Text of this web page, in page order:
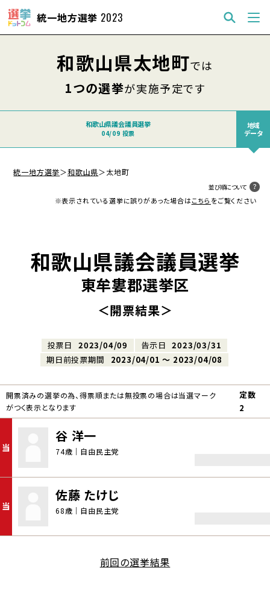
統一地方選挙 2023
和歌山県太地町では
1つの選挙が実施予定です
和歌山県議会議員選挙
04/09 投票
地域
データ
統一地方選挙＞和歌山県＞太地町
並び順について
※表示されている選挙に誤りがあった場合はこちら をご覧ください
和歌山県議会議員選挙
東牟婁郡選挙区
＜開票結果＞
投票日 2023/04/09 告示日
2023/03/31
期日前投票期間
2023/04/01 〜 2023/04/08
開票済みの選挙の為、得票順または無投票の場合は当選マーク
がつく表示となります
定数
2
当
谷 洋一
74歳｜自由民主党
当
佐藤 たけじ
68歳｜自由民主党
前回の選挙結果